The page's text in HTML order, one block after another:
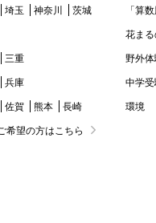
埼玉 神奈川
茨城
三重
兵庫
佐賀 熊本
長崎
希望の方はこちら
「算
花ま
野外
中学
環境